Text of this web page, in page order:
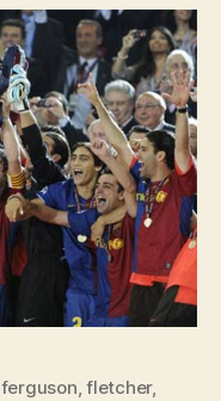
ferguson,fletcher,